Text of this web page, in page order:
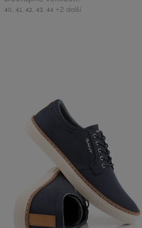
40 41 42 43 44 +2 další